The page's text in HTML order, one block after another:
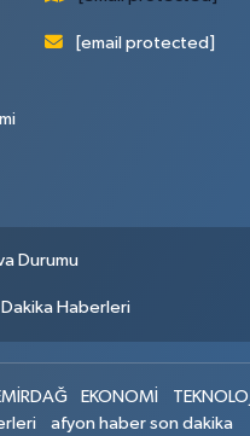
[email protected]
Durumu
Haberleri
EKONOMİ TEKNOLOJİ
afyon haber son dakika